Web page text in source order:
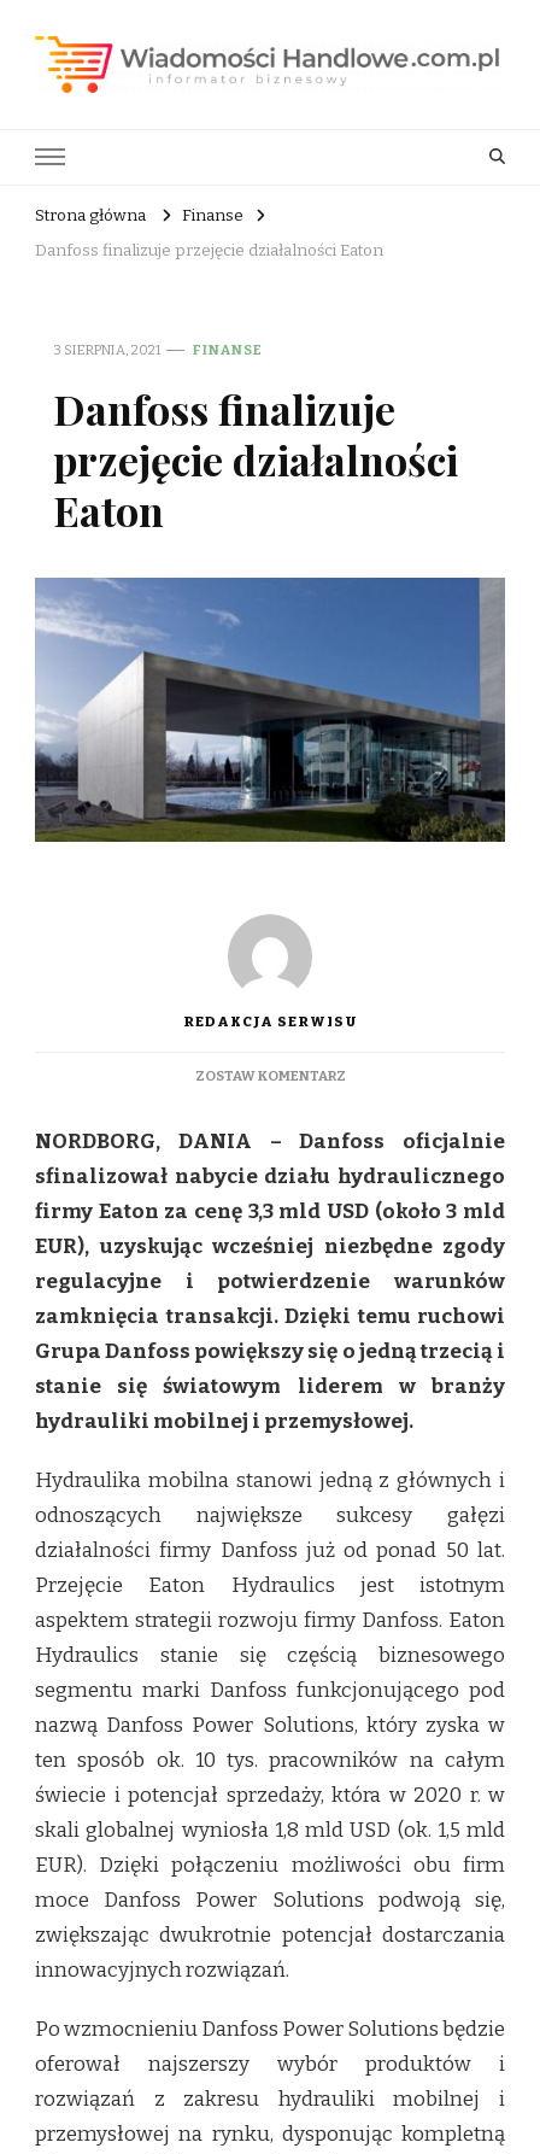
Strona główna
Finanse
Danfoss finalizuje przejęcie działalności Eaton
3 SIERPNIA, 2021 FINANSE
Danfoss finalizuje
przejęcie działalności
Eaton
REDAKCJA SERWISU
ZOSTAW KOMENTARZDO
PRZEJĘCIE
DZIAŁALNOŚCI
EATON
NORDBORG, DANIA – Danfoss oficjalnie
sfinalizował nabycie działu hydraulicznego
firmy Eaton za cenę 3,3 mld USD (około 3 mld
EUR), uzyskując wcześniej niezbędne zgody
regulacyjne i potwierdzenie warunków
zamknięcia transakcji. Dzięki temu ruchowi
Grupa Danfoss powiększy się o jedną trzecią i
stanie się światowym liderem w branży
hydrauliki mobilnej i przemysłowej.
Hydraulika mobilna stanowi jedną z głównych i
odnoszących największe sukcesy gałęzi
działalności firmy Danfoss już od ponad 50 lat.
Przejęcie Eaton Hydraulics jest istotnym
aspektem strategii rozwoju firmy Danfoss. Eaton
Hydraulics stanie się częścią biznesowego
segmentu marki Danfoss funkcjonującego pod
nazwą Danfoss Power Solutions, który zyska w
ten sposób ok. 10 tys. pracowników na całym
świecie i potencjał sprzedaży, która w 2020 r. w
skali globalnej wyniosła 1,8 mld USD (ok. 1,5 mld
EUR). Dzięki połączeniu możliwości obu firm
moce Danfoss Power Solutions podwoją się,
zwiększając dwukrotnie potencjał dostarczania
innowacyjnych rozwiązań.
Po wzmocnieniu Danfoss Power Solutions będzie
oferował najszerszy wybór produktów i
rozwiązań z zakresu hydrauliki mobilnej i
przemysłowej na rynku, dysponując kompletną